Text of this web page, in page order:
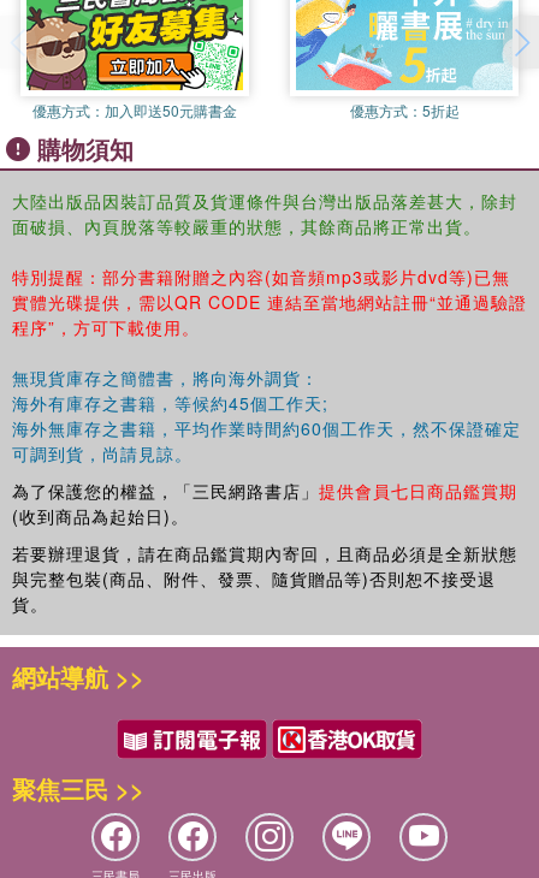
優惠方式： 加入即送50元購書金 優惠方式： 5折起
購物須知
大陸出版品因裝訂品質及貨運條件與台灣出版品落差甚大，除封
面破損、內頁脫落等較嚴重的狀態，其餘商品將正常出貨。
特別提醒：部分書籍附贈之內容(如音頻mp3或影片dvd等)已無
實體光碟提供，需以QR CODE 連結至當地網站註冊“並通過驗證
程序”，方可下載使用。
無現貨庫存之簡體書，將向海外調貨：
海外有庫存之書籍，等候約45個工作天;
海外無庫存之書籍，平均作業時間約60個工作天，然不保證確定
可調到貨，尚請見諒。
為了保護您的權益，「三民網路書店」 提供會員七日商品鑑賞期
(收到商品為起始日)。
若要辦理退貨，請在商品鑑賞期內寄回，且商品必須是全新狀態
與完整包裝(商品、附件、發票、隨貨贈品等)否則恕不接受退
貨。
網站導航 >>
聚焦三民 >>